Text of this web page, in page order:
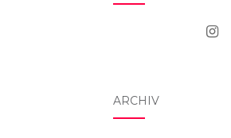
ARCHIV